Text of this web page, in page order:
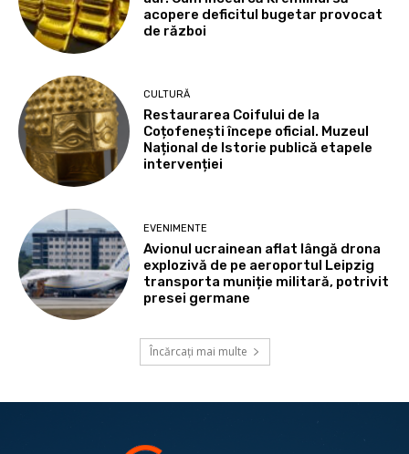
acopere deficitul bugetar provocat
de război
CULTURĂ
Restaurarea Coifului de la
Coțofenești începe oficial. Muzeul
Național de Istorie publică etapele
intervenției
EVENIMENTE
Avionul ucrainean aflat lângă drona
explozivă de pe aeroportul Leipzig
transporta muniție militară, potrivit
presei germane
Încărcați mai multe